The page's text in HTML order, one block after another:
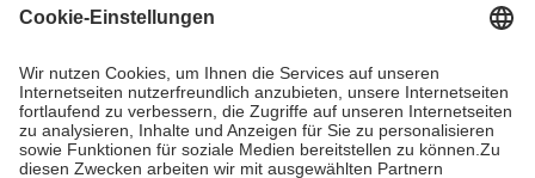
Grundsätzlich leisten Mitglieder Zuzahlungen in Höhe von zehn
höchstens zehn Euro.
Es sind jedoch nie mehr als die tatsächlichen
Kosten der Leistung zu entrichten.
Diese Regeln gelten grundsätzlich auch für Online-Apotheken.
Bei Heilmitteln und häuslicher Krankenpflege beträgt die
Zuzahlung zehn Prozent der Kosten sowie zehn Euro je